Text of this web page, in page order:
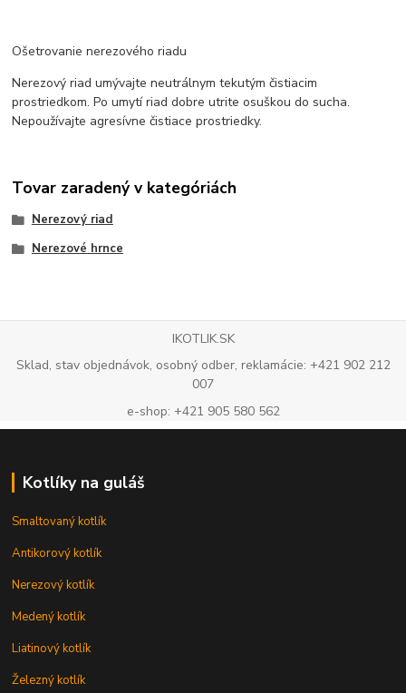
Ošetrovanie nerezového riadu
Nerezový riad umývajte neutrálnym tekutým čistiacim
prostriedkom. Po umytí riad dobre utrite osuškou do sucha.
Nepoužívajte agresívne čistiace prostriedky.
Tovar zaradený v kategóriách
Nerezový riad
Nerezové hrnce
IKOTLIK.SK
Sklad, stav objednávok, osobný odber, reklamácie: +421 902 212
007
e-shop: +421 905 580 562
Kotlíky na guláš
Smaltovaný kotlík
Antikorový kotlík
Nerezový kotlík
Medený kotlík
Liatinový kotlík
Železný kotlík